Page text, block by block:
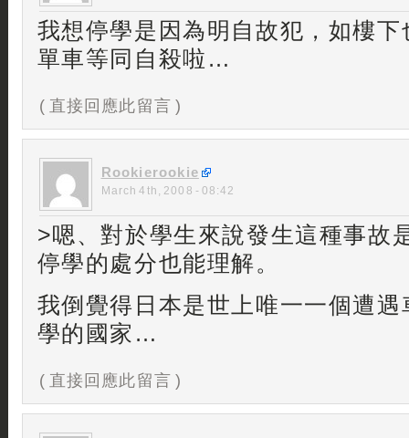
我想停學是因為明自故犯，如樓下
單車等同自殺啦…
( 直接回應此留言 )
Rookierookie
March 4th, 2008 - 08:42
>嗯、對於學生來說發生這種事故
停學的處分也能理解。
我倒覺得日本是世上唯一一個遭
學的國家…
( 直接回應此留言 )